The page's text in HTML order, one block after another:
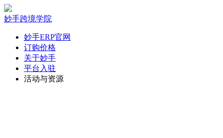
妙手跨境学院
妙手ERP官网
订购价格
关于妙手
平台入驻
活动与资源